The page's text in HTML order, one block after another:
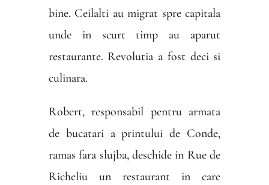
bine. Ceilalti au migrat spre capitala
unde in scurt timp au aparut
restaurante. Revolutia a fost deci si
culinara.
Robert, responsabil pentru armata
de bucatari a printului de Conde,
ramas fara slujba, deschide in Rue de
Richeliu un restaurant in care